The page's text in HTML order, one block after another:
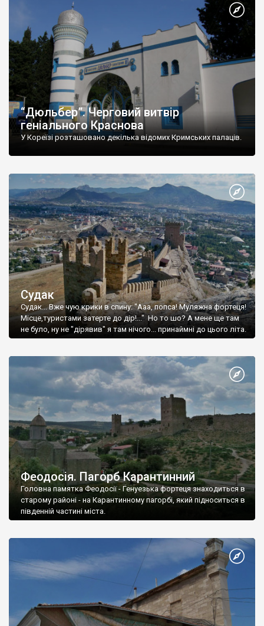
“Дюльбер”. Черговий витвір
геніального Краснова
У Кореїзі розташовано декілька відомих Кримських палаців.
Судак
Судак... Вже чую крики в спину: "Ааа, попса! Муляжна фортеця!
Місце,туристами затерте до дір!..." Но то шо? А мене ще там
не було, ну не "дірявив" я там нічого... принаймні до цього літа.
Феодосія. Пагорб Карантинний
Головна памятка Феодосії - Генуезька фортеця знаходиться в
старому районі - на Карантинному пагорбі, який підноситься в
південній частині міста.